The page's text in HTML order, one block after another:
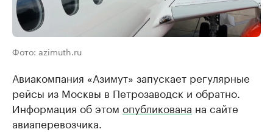
Фото: azimuth.ru
Авиакомпания «Азимут» запускает регулярные
рейсы из Москвы в Петрозаводск и обратно.
Информация об этом опубликована на сайте
авиаперевозчика.